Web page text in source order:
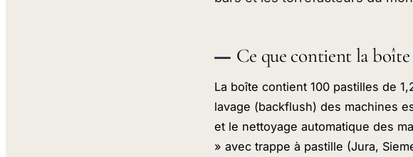
Ce que contient la
La boîte contient 100 pastilles de
lavage (backflush) des machines
et le nettoyage automatique des
» avec trappe à pastille (Jura,